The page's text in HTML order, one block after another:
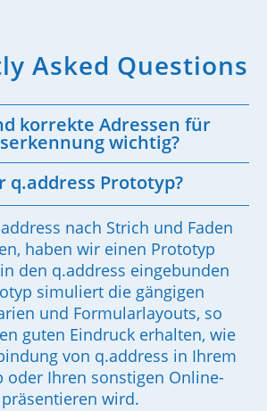
Asked Questions
korrekte Adressen für
wichtig?
q.address Prototyp?
nach Strich und Faden
haben wir einen Prototyp
den q.address eingebunden
simuliert die gängigen
und Formularlayouts, so
guten Eindruck erhalten, wie
von q.address in Ihrem
oder Ihren sonstigen Online-
wird.